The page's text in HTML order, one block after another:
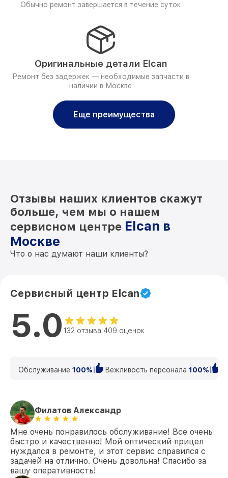
Обычно ремонт завершается в течение суток
Оригинальные детали Elcan
Ремонт без задержек — необходимые запчасти в
наличии в Москве
Еще преимущества
Отзывы наших клиентов скажут
больше, чем мы о нашем
сервисном центре Elcan в
Москве
Что о нас думают наши клиенты?
Сервисный центр Elcan
5.0 132 отзыва 409 оценок
Обслуживание 100% Вежливость персонала 100%
Филатов Александр
Мне очень понравилось обслуживание! Все очень
быстро и качественно! Мой оптический прицел
нуждался в ремонте, и этот сервис справился с
задачей на отлично. Очень довольна! Спасибо за
вашу оперативность!